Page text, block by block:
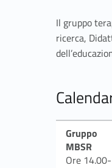
Il gruppo
ricerca,
Gruppo
MBSR
Ore